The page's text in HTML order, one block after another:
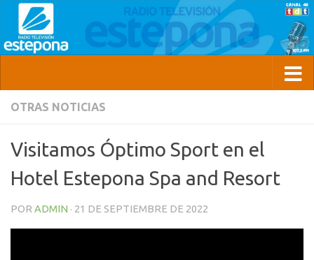
OTRAS NOTICIAS
Visitamos Óptimo Sport en el
Hotel Estepona Spa and Resort
POR ADMIN · 21 DE SEPTIEMBRE DE 2022